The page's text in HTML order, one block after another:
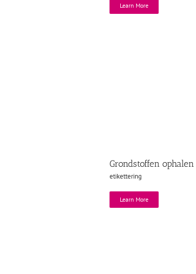
Learn More
Grondstoffen
etikettering
Learn More